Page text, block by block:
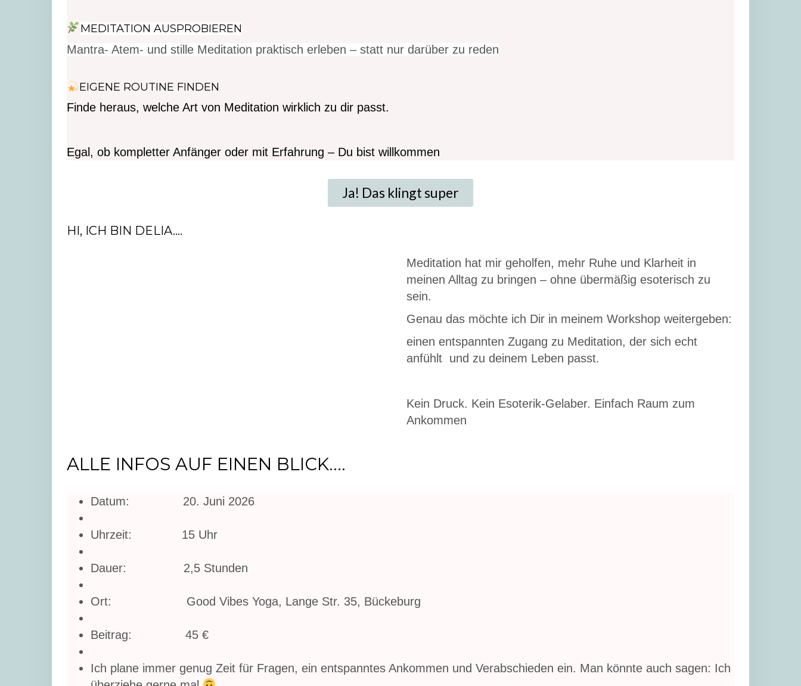
MEDITATION AUSPROBIEREN
Mantra- Atem- und stille Meditation praktisch erleben – statt nur darüber zu reden
EIGENE ROUTINE FINDEN
Finde heraus, welche Art von Meditation wirklich zu dir passt.
Egal, ob kompletter Anfänger oder mit Erfahrung – Du bist willkommen
Ja! Das klingt super
HI, ICH BIN DELIA....
Meditation hat mir geholfen, mehr Ruhe und Klarheit in
meinen Alltag zu bringen – ohne übermäßig esoterisch zu
sein.
Genau das möchte ich Dir in meinem Workshop weitergeben:
einen entspannten Zugang zu Meditation, der sich echt
anfühlt und zu deinem Leben passt.
Kein Druck. Kein Esoterik-Gelaber. Einfach Raum zum
Ankommen
ALLE INFOS AUF EINEN BLICK....
Datum: 20. Juni 2026
Uhrzeit: 15 Uhr
Dauer: 2,5 Stunden
Ort: Good Vibes Yoga, Lange Str. 35, Bückeburg
Beitrag: 45 €
Ich plane immer genug Zeit für Fragen, ein entspanntes Ankommen und Verabschieden ein. Man könnte auch sagen: Ich